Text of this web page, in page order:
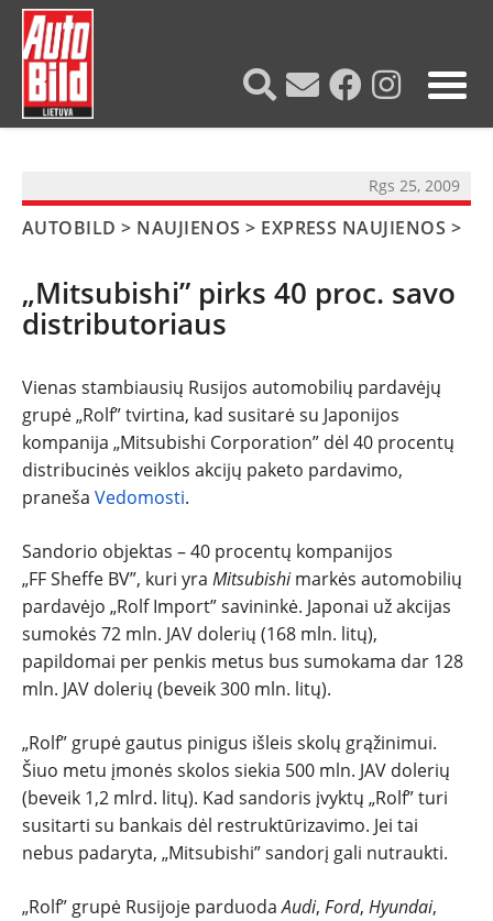
NAUJIENOS
NAUJI
NAUDOTI
REPORTAŽAI
SPORTAS
PATARIMAI
ĮVAIRENYBĖS
Rgs 25, 2009
AUTOBILD > NAUJIENOS > EXPRESS NAUJIENOS >
„Mitsubishi” pirks 40 proc. savo
distributoriaus
Vienas stambiausių Rusijos automobilių pardavėjų
grupė „Rolf” tvirtina, kad susitarė su Japonijos
kompanija „Mitsubishi Corporation” dėl 40 procentų
distribucinės veiklos akcijų paketo pardavimo,
praneša Vedomosti.
Sandorio objektas – 40 procentų kompanijos
„FF Sheffe BV”, kuri yra Mitsubishimarkės automobilių
pardavėjo „Rolf Import” savininkė. Japonai už akcijas
sumokės 72 mln. JAV dolerių (168 mln. litų),
papildomai per penkis metus bus sumokama dar 128
mln. JAV dolerių (beveik 300 mln. litų).
„Rolf” grupė gautus pinigus išleis skolų grąžinimui.
Šiuo metu įmonės skolos siekia 500 mln. JAV dolerių
(beveik 1,2 mlrd. litų). Kad sandoris įvyktų „Rolf” turi
susitarti su bankais dėl restruktūrizavimo. Jei tai
nebus padaryta, „Mitsubishi” sandorį gali nutraukti.
„Rolf” grupė Rusijoje parduodaAudi, Ford, Hyundai,